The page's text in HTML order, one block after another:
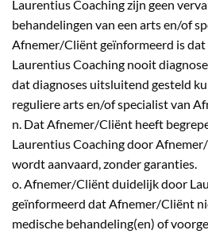
Laurentius Coaching zijn geen
behandelingen van een arts en/of
Afnemer/Cliënt geïnformeerd is dat
Laurentius Coaching nooit
dat diagnoses uitsluitend gesteld
reguliere arts en/of specialist van
n. Dat Afnemer/Cliënt heeft
Laurentius Coaching door
wordt aanvaard, zonder garanties.
o. Afnemer/Cliënt duidelijk door
geïnformeerd dat Afnemer/Cliënt
medische behandeling(en) of